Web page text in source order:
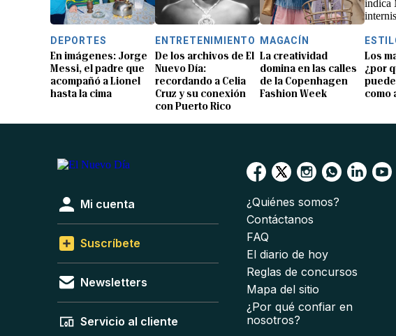
DEPORTES
En imágenes: Jorge
Messi, el padre que
acompañó a Lionel
hasta la cima
ENTRETENIMIENTO
De los archivos de El
Nuevo Día:
recordando a Celia
Cruz y su conexión
con Puerto Rico
MAGACÍN
La creatividad
domina en las calles
de la Copenhagen
Fashion Week
Los
¿por
como
Mi cuenta
Suscríbete
Newsletters
Servicio al cliente
¿Quiénes somos?
Contáctanos
FAQ
El diario de hoy
Reglas de concursos
Mapa del sitio
¿Por qué confiar en
nosotros?